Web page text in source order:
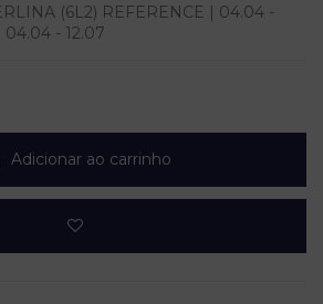
(6L2) REFERENCE | 04.04 -
04.04 - 12.07
Adicionar ao carrinho